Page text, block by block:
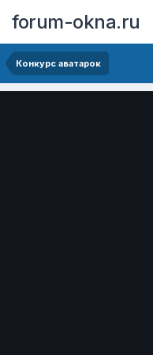
forum-okna.ru
Конкурс аватарок